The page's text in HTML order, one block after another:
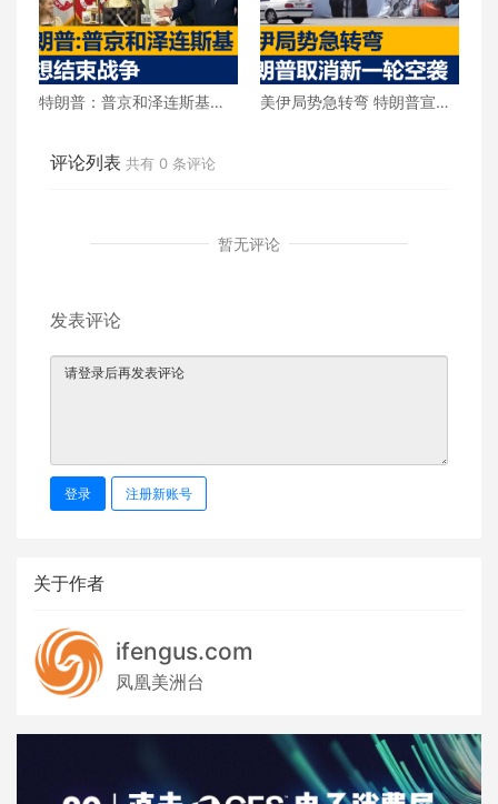
特朗普：普京和泽连斯基都
美伊局势急转弯 特朗普宣布
评论列表 共有 0 条评论
暂无评论
发表评论
登录 注册新账号
关于作者
ifengus.com
凤凰美洲台